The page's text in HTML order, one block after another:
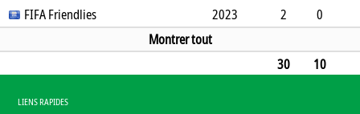
1
2 0 0 73
FIFA Friendlies 2023 2
0
0 0
Montrer tout
30
10
LIENS RAPIDES